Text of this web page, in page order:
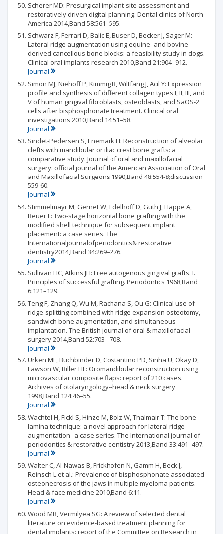
Scherer MD: Presurgical implant-site assessment and
restoratively driven digital planning. Dental clinics of North
America 2014,Band 58:561–595.
Schwarz F, Ferrari D, Balic E, Buser D, Becker J, Sager M:
Lateral ridge augmentation using equine- and bovine-
derived cancellous bone blocks: a feasibility study in dogs.
Clinical oral implants research 2010,Band 21:904–912.
Journal
Simon MJ, Niehoff P, Kimmig B, Wiltfang J, Acil Y: Expression
profile and synthesis of different collagen types I, II, III, and
V of human gingival fibroblasts, osteoblasts, and SaOS-2
cells after bisphosphonate treatment. Clinical oral
investigations 2010,Band 14:51–58.
Journal
Sindet-Pedersen S, Enemark H: Reconstruction of alveolar
clefts with mandibular or iliac crest bone grafts: a
comparative study. Journal of oral and maxillofacial
surgery: official journal of the American Association of Oral
and Maxillofacial Surgeons 1990,Band 48:554-8;discussion
559-60.
Journal
Stimmelmayr M, Gernet W, Edelhoff D, Guth J, Happe A,
Beuer F: Two-stage horizontal bone grafting with the
modified shell technique for subsequent implant
placement: a case series. The
Internationaljournalofperiodontics& restorative
dentistry2014,Band 34:269–276.
Journal
Sullivan HC, Atkins JH: Free autogenous gingival grafts. I.
Principles of successful grafting. Periodontics 1968,Band
6:121–129.
Teng F, Zhang Q, Wu M, Rachana S, Ou G: Clinical use of
ridge-splitting combined with ridge expansion osteotomy,
sandwich bone augmentation, and simultaneous
implantation. The British journal of oral & maxillofacial
surgery 2014,Band 52:703– 708.
Journal
Urken ML, Buchbinder D, Costantino PD, Sinha U, Okay D,
Lawson W, Biller HF: Oromandibular reconstruction using
microvascular composite flaps: report of 210 cases.
Archives of otolaryngology--head & neck surgery
1998,Band 124:46–55.
Journal
Wachtel H, Fickl S, Hinze M, Bolz W, Thalmair T: The bone
lamina technique: a novel approach for lateral ridge
augmentation--a case series. The International journal of
periodontics & restorative dentistry 2013,Band 33:491–497.
Journal
Walter C, Al-Nawas B, Frickhofen N, Gamm H, Beck J,
Reinsch L et al.: Prevalence of bisphosphonate associated
osteonecrosis of the jaws in multiple myeloma patients.
Head & face medicine 2010,Band 6:11.
Journal
Wood MR, Vermilyea SG: A review of selected dental
literature on evidence-based treatment planning for
dental implants: report of the Committee on Research in